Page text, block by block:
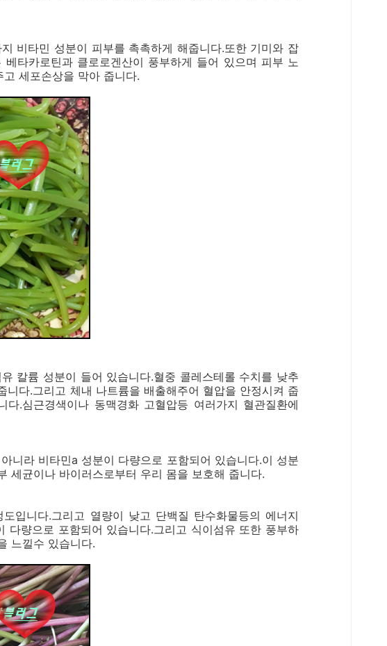
비타민 성분이 피부를 촉촉하게 해줍니다.또한 기미와 잡
베타카로틴과 클로로겐산이 풍부하게 들어 있으며 피부 노
세포손상을 막아 줍니다.
칼륨 성분이 들어 있습니다.혈중 콜레스테롤 수치를 낮추
니다.그리고 체내 나트륨을 배출해주어 혈압을 안정시켜 줍
다.심근경색이나 동맥경화 고혈압등 여러가지 혈관질환에
니라 비타민a 성분이 다량으로 포함되어 있습니다.이 성분
세균이나 바이러스로부터 우리 몸을 보호해 줍니다.
입니다.그리고 열량이 낮고 단백질 탄수화물등의 에너지
다량으로 포함되어 있습니다.그리고 식이섬유 또한 풍부하
느낄수 있습니다.